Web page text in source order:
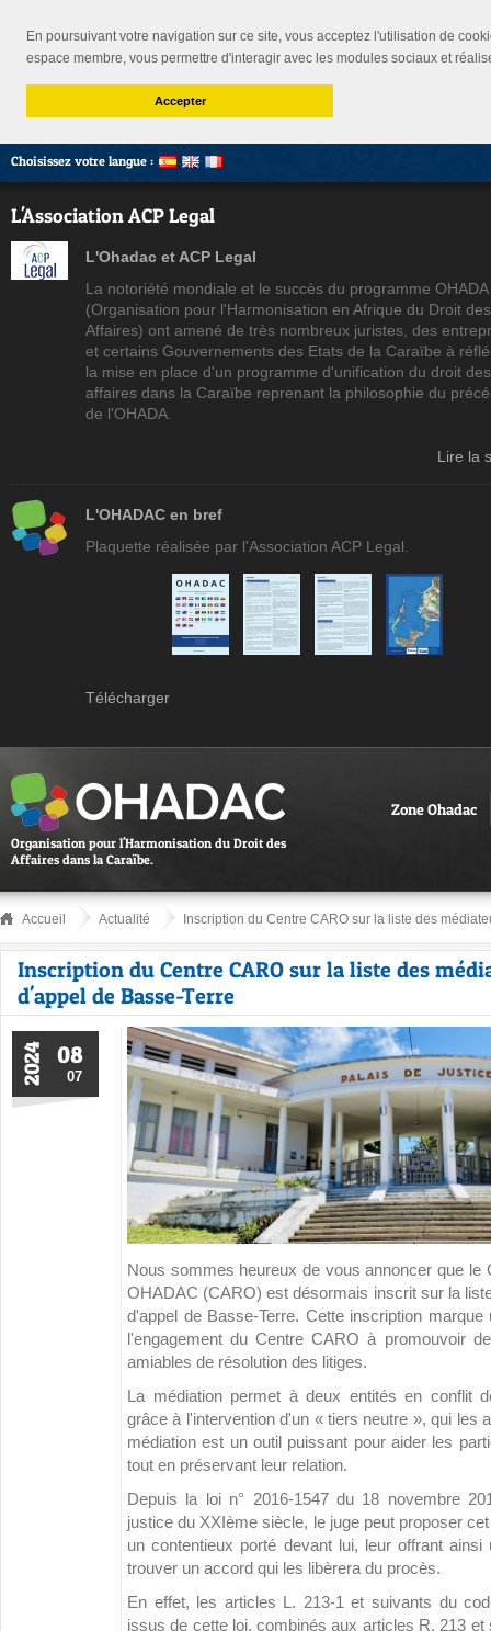
En poursuivant votre navigation sur ce site, vous acceptez l'utilisation de
espace membre, vous permettre d'interagir avec les modules sociaux et
Accepter
Choisissez votre langue :
L'Association ACP Legal
L'Ohadac et ACP Legal
La notoriété mondiale et le succès du programme OHADA
(Organisation pour l'Harmonisation en Afrique du Droit des
Affaires) ont amené de très nombreux juristes, des
et certains Gouvernements des Etats de la Caraïbe à
la mise en place d'un programme d'unification du droit des
affaires dans la Caraïbe reprenant la philosophie du
de l'OHADA.
Lire la
L'OHADAC en bref
Plaquette réalisée par l'Association ACP Legal.
Télécharger
Organisation pour l'Harmonisation du Droit des
Affaires dans la Caraïbe.
Zone Ohadac
Accueil Actualité Inscription du Centre CARO sur la liste des
Inscription du Centre CARO sur la liste des
d'appel de Basse-Terre
08
07
2024
Nous sommes heureux de vous annoncer que le
OHADAC (CARO) est désormais inscrit sur la
d'appel de Basse-Terre. Cette inscription
l'engagement du Centre CARO à promouvoir
amiables de résolution des litiges.
La médiation permet à deux entités en conflit
grâce à l'intervention d'un « tiers neutre », qui les
médiation est un outil puissant pour aider les
tout en préservant leur relation.
Depuis la loi n° 2016-1547 du 18 novembre
justice du XXIème siècle, le juge peut proposer
un contentieux porté devant lui, leur offrant
trouver un accord qui les libèrera du procès.
En effet, les articles L. 213-1 et suivants du
issus de cette loi, combinés aux articles R. 213